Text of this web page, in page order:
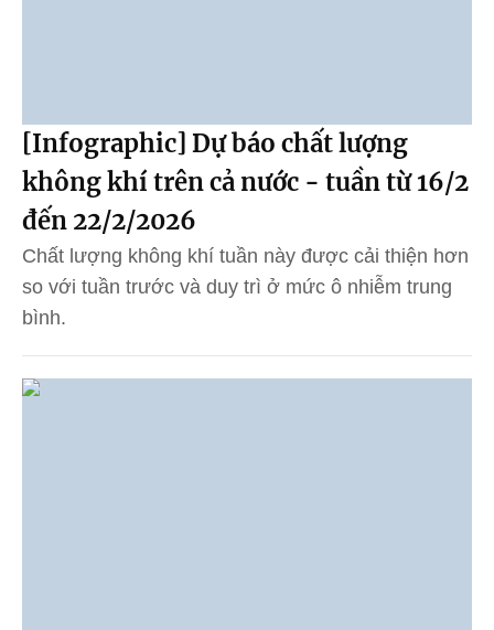
[Infographic] Dự báo chất lượng
không khí trên cả nước - tuần từ 16/2
đến 22/2/2026
Chất lượng không khí tuần này được cải thiện hơn
so với tuần trước và duy trì ở mức ô nhiễm trung
bình.